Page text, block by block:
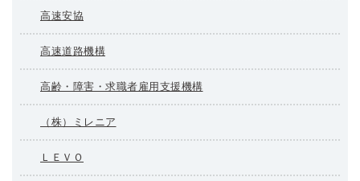
高速安協
高速道路機構
高齢・障害・求職者雇用支援機構
（株）ミレニア
ＬＥＶＯ